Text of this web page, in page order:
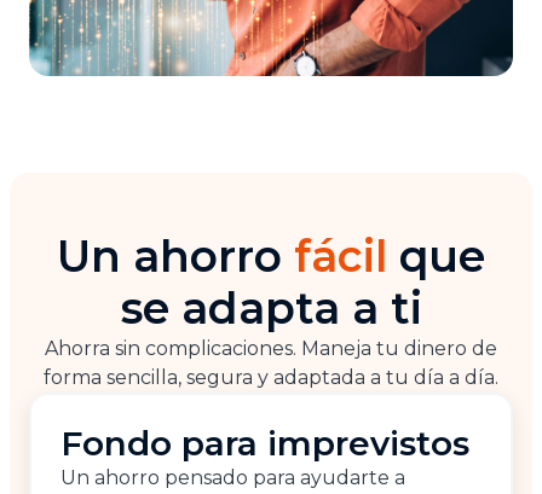
Un ahorro fácil que
se adapta a ti
Ahorra sin complicaciones. Maneja tu dinero de
forma sencilla, segura y adaptada a tu día a día.
Fondo para imprevistos
Un ahorro pensado para ayudarte a